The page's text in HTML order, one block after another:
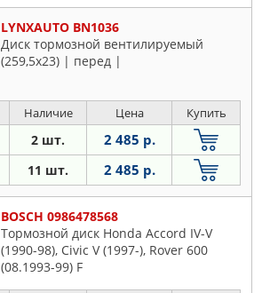
LYNXAUTO BN1036
Диск тормозной вентилируемый
(259,5x23) | перед |
Наличие Цена Купить
2 шт. 2 485 р.
11 шт. 2 485 р.
BOSCH 0986478568
Тормозной диск Honda Accord IV-V
(1990-98), Civic V (1997-), Rover 600
(08.1993-99) F